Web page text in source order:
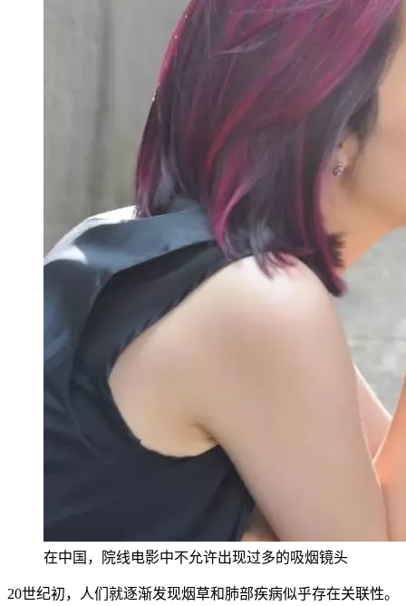
在中国，院线电影中不允许出现过多的吸烟镜头
20世纪初，人们就逐渐发现烟草和肺部疾病似乎存在关联性。